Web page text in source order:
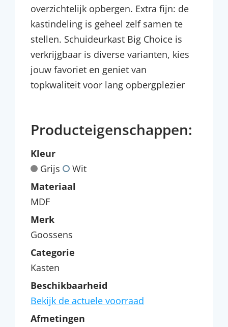
overzichtelijk opbergen. Extra fijn: de
kastindeling is geheel zelf samen te
stellen. Schuideurkast Big Choice is
verkrijgbaar is diverse varianten, kies
jouw favoriet en geniet van
topkwaliteit voor lang opbergplezier
Producteigenschappen:
Kleur
Grijs
Wit
Materiaal
MDF
Merk
Goossens
Categorie
Kasten
Beschikbaarheid
Bekijk de actuele voorraad
Afmetingen